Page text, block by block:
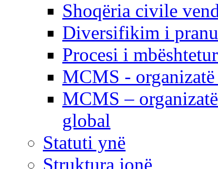
Shoqëria civile
Diversifikim i
Procesi i
MCMS -
MCMS –
global
Statuti ynë
Struktura jonë